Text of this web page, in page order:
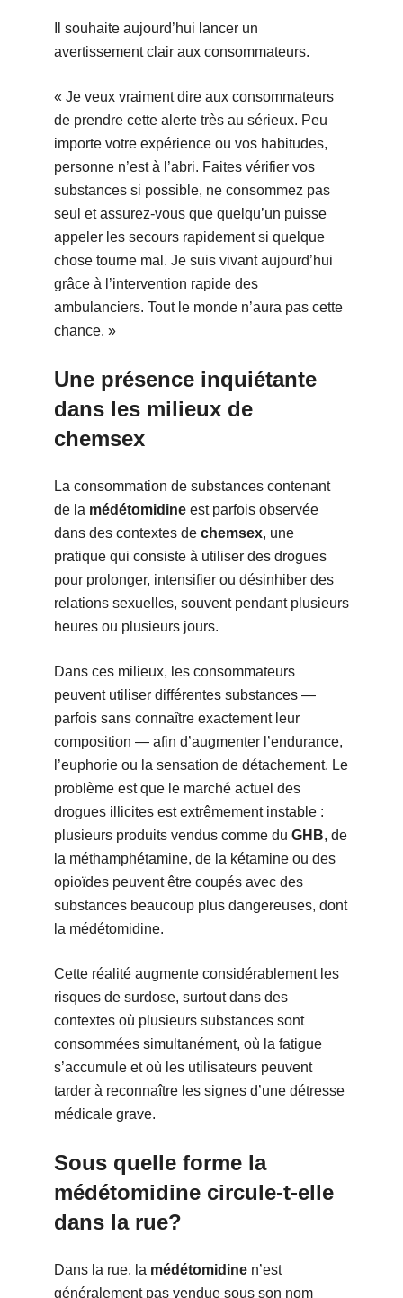
Il souhaite aujourd’hui lancer un
avertissement clair aux consommateurs.
« Je veux vraiment dire aux consommateurs
de prendre cette alerte très au sérieux. Peu
importe votre expérience ou vos habitudes,
personne n’est à l’abri. Faites vérifier vos
substances si possible, ne consommez pas
seul et assurez-vous que quelqu’un puisse
appeler les secours rapidement si quelque
chose tourne mal. Je suis vivant aujourd’hui
grâce à l’intervention rapide des
ambulanciers. Tout le monde n’aura pas cette
chance. »
Une présence inquiétante
dans les milieux de
chemsex
La consommation de substances contenant
de la médétomidineest parfois observée
dans des contextes de chemsex, une
pratique qui consiste à utiliser des drogues
pour prolonger, intensifier ou désinhiber des
relations sexuelles, souvent pendant plusieurs
heures ou plusieurs jours.
Dans ces milieux, les consommateurs
peuvent utiliser différentes substances —
parfois sans connaître exactement leur
composition — afin d’augmenter l’endurance,
l’euphorie ou la sensation de détachement. Le
problème est que le marché actuel des
drogues illicites est extrêmement instable :
plusieurs produits vendus comme du GHB, de
la méthamphétamine, de la kétamine ou des
opioïdes peuvent être coupés avec des
substances beaucoup plus dangereuses, dont
la médétomidine.
Cette réalité augmente considérablement les
risques de surdose, surtout dans des
contextes où plusieurs substances sont
consommées simultanément, où la fatigue
s’accumule et où les utilisateurs peuvent
tarder à reconnaître les signes d’une détresse
médicale grave.
Sous quelle forme la
médétomidine circule-t-elle
dans la rue?
Dans la rue, la médétomidinen’est
généralement pas vendue sous son nom